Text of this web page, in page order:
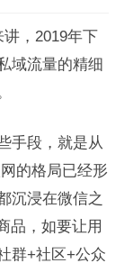
，2019年下
域流量的精细
手段，就是从
的格局已经形
沉浸在微信之
品，如要让用
群+社区+公众